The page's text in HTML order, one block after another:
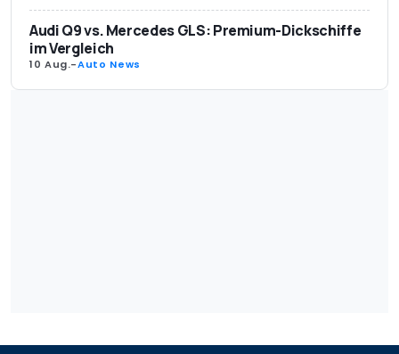
Audi Q9 vs. Mercedes GLS: Premium-Dickschiffe
im Vergleich
10 Aug.-Auto News